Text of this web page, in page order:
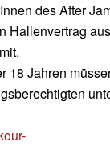
des After
Hallenvertrag
18 Jahren